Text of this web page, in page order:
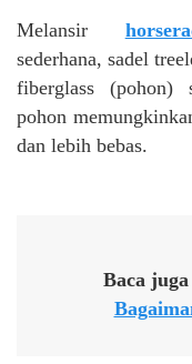
Melansir
sederhana, sadel
fiberglass (pohon)
pohon
dan lebih bebas.
Baca